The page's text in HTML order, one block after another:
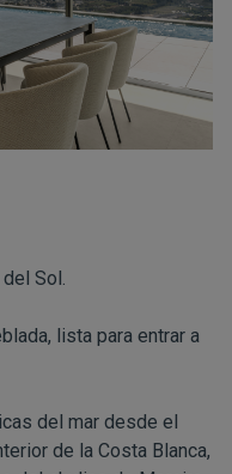
Sol.
lista para entrar a
del mar desde el
de la Costa Blanca,